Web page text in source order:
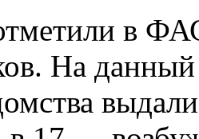
в
На